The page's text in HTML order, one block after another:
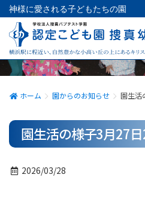
神様に愛される子どもたちの園
園からの
ホーム 園からのお知らせ 園生活
園生活の様子3月27
2026/03/28